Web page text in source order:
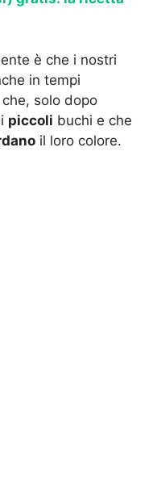
è che i nostri
in tempi
che, solo dopo
piccoli buchi e che
il loro colore.